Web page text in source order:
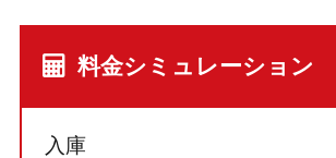
料金シミュレーション
入庫